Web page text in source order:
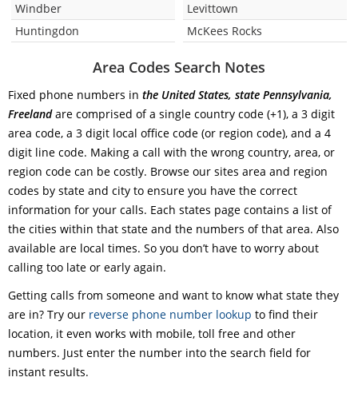
Windber
Huntingdon
Levittown
McKees Rocks
Area Codes Search Notes
Fixed phone numbers in the United States, state Pennsylvania,
Freelandare comprised of a single country code (+1), a 3 digit
area code, a 3 digit local office code (or region code), and a 4
digit line code. Making a call with the wrong country, area, or
region code can be costly. Browse our sites area and region
codes by state and city to ensure you have the correct
information for your calls. Each states page contains a list of
the cities within that state and the numbers of that area. Also
available are local times. So you don’t have to worry about
calling too late or early again.
Getting calls from someone and want to know what state they
are in? Try our reverse phone number lookup to find their
location, it even works with mobile, toll free and other
numbers. Just enter the number into the search field for
instant results.